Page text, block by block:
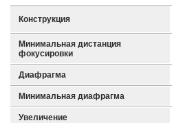
Конструкция
Минимальная дистанция
фокусировки
Диафрагма
Минимальная диафрагма
Увеличение